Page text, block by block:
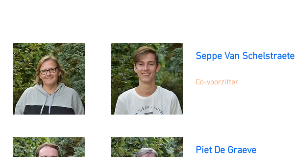
Seppe Van Schelstraete
Co-voorzitter
Piet De Graeve